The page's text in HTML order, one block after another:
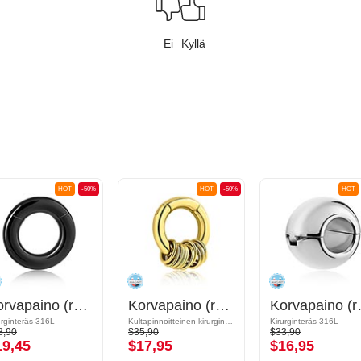
Ei Kyllä
-50%
HOT
Korvapaino (ruostumaton teräs, musta, kiiltävä pinta)
316L
-50%
HOT
Korvapaino (ruostumaton teräs, kulta, kiiltävä pinta)
$35,90
$17,95
HOT
Kirurginteräs 316L
$33,90
$16,95